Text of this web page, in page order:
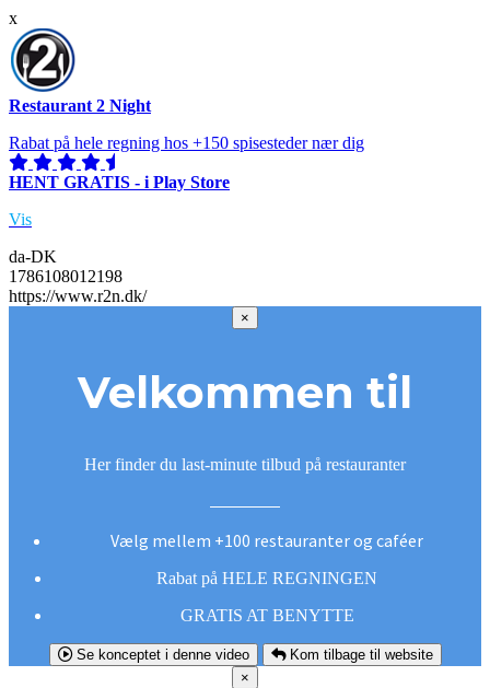
x
Restaurant 2 Night
Rabat på hele regning hos +150 spisesteder nær dig
HENT GRATIS - i Play Store
Vis
da-DK
1786108012198
https://www.r2n.dk/
×
Velkommen til
Her finder du last-minute tilbud på restauranter
Vælg mellem +100 restauranter og caféer
Rabat på HELE REGNINGEN
GRATIS AT BENYTTE
Se konceptet i denne video
Kom tilbage til website
×